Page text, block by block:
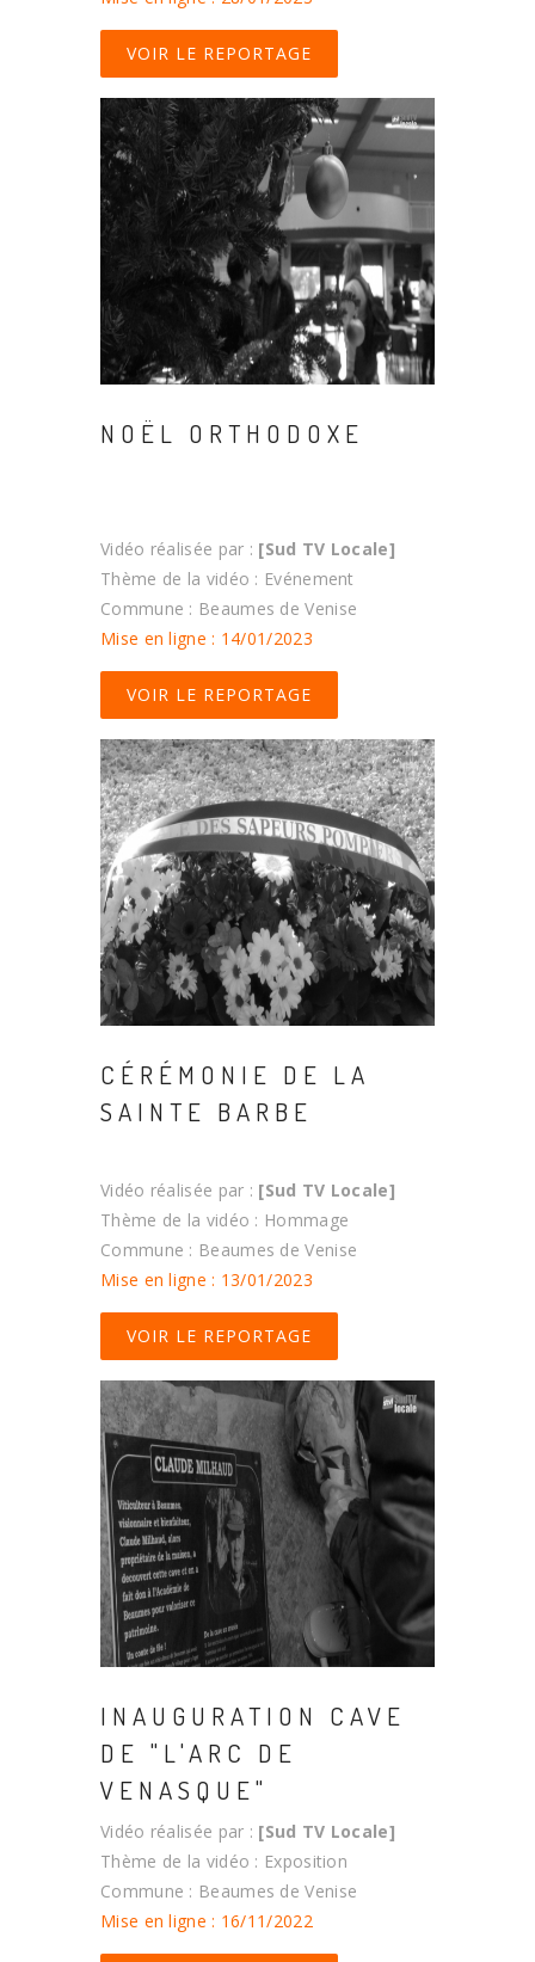
VOIR LE REPORTAGE
NOËL ORTHODOXE
Vidéo réalisée par : [Sud TV Locale]
Thème de la vidéo : Evénement
Commune : Beaumes de Venise
Mise en ligne : 14/01/2023
VOIR LE REPORTAGE
CÉRÉMONIE DE LA
SAINTE BARBE
Vidéo réalisée par : [Sud TV Locale]
Thème de la vidéo : Hommage
Commune : Beaumes de Venise
Mise en ligne : 13/01/2023
VOIR LE REPORTAGE
INAUGURATION CAVE
DE "L'ARC DE
VENASQUE"
Vidéo réalisée par : [Sud TV Locale]
Thème de la vidéo : Exposition
Commune : Beaumes de Venise
Mise en ligne : 16/11/2022